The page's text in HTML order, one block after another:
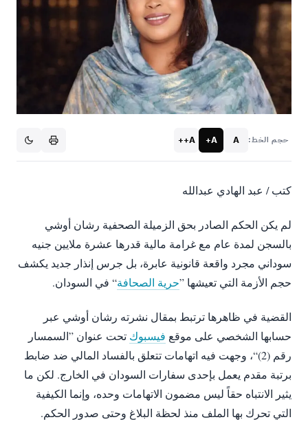
حجم الخط: A
A+
A++
كتب / عبد الهادي عبدالله
لم يكن الحكم الصادر بحق الزميلة الصحفية رشان أوشي
بالسجن لمدة عام مع غرامة مالية قدرها عشرة ملايين جنيه
سوداني مجرد واقعة قانونية عابرة، بل جرس إنذار جديد يكشف
حجم الأزمة التي تعيشها ”حرية الصحافة“ في السودان.
القضية في ظاهرها ترتبط بمقال نشرته رشان أوشي عبر
حسابها الشخصي على موقع فيسبوك تحت عنوان ”السمسار
رقم (2)“، وجهت فيه اتهامات تتعلق بالفساد المالي ضد ضابط
برتبة مقدم يعمل بإحدى سفارات السودان في الخارج. لكن ما
يثير الانتباه حقاً ليس مضمون الاتهامات وحده، وإنما الكيفية
التي تحرك بها الملف منذ لحظة البلاغ وحتى صدور الحكم.